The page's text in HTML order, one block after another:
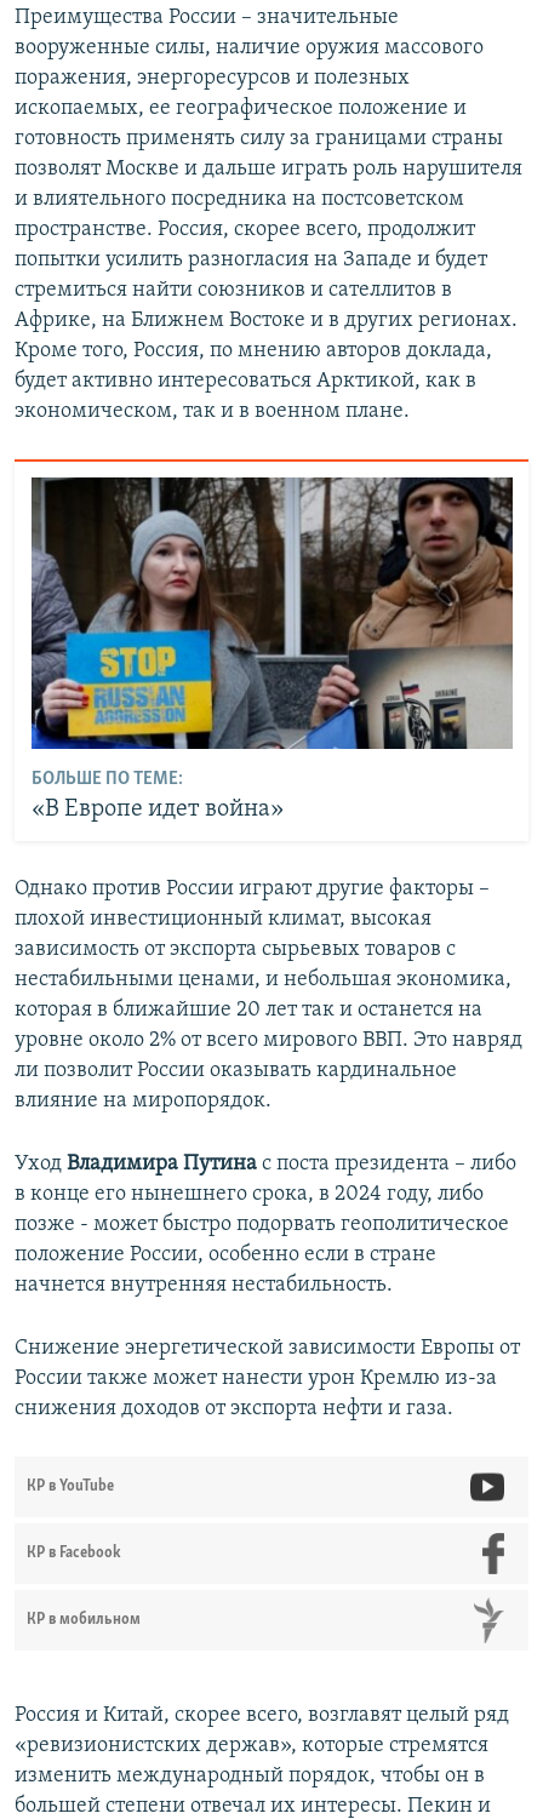
Преимущества России – значительные
вооруженные силы, наличие оружия массового
поражения, энергоресурсов и полезных
ископаемых, ее географическое положение и
готовность применять силу за границами страны
позволят Москве и дальше играть роль нарушителя
и влиятельного посредника на постсоветском
пространстве. Россия, скорее всего, продолжит
попытки усилить разногласия на Западе и будет
стремиться найти союзников и сателлитов в
Африке, на Ближнем Востоке и в других регионах.
Кроме того, Россия, по мнению авторов доклада,
будет активно интересоваться Арктикой, как в
экономическом, так и в военном плане.
БОЛЬШЕ ПО ТЕМЕ:
«В Европе идет война»
Однако против России играют другие факторы –
плохой инвестиционный климат, высокая
зависимость от экспорта сырьевых товаров с
нестабильными ценами, и небольшая экономика,
которая в ближайшие 20 лет так и останется на
уровне около 2% от всего мирового ВВП. Это навряд
ли позволит России оказывать кардинальное
влияние на миропорядок.
Уход Владимира Путина с поста президента – либо
в конце его нынешнего срока, в 2024 году, либо
позже - может быстро подорвать геополитическое
положение России, особенно если в стране
начнется внутренняя нестабильность.
Снижение энергетической зависимости Европы от
России также может нанести урон Кремлю из-за
снижения доходов от экспорта нефти и газа.
КР в YouTube
КР в Facebook
КР в мобильном
Россия и Китай, скорее всего, возглавят целый ряд
«ревизионистских держав», которые стремятся
изменить международный порядок, чтобы он в
большей степени отвечал их интересы. Пекин и